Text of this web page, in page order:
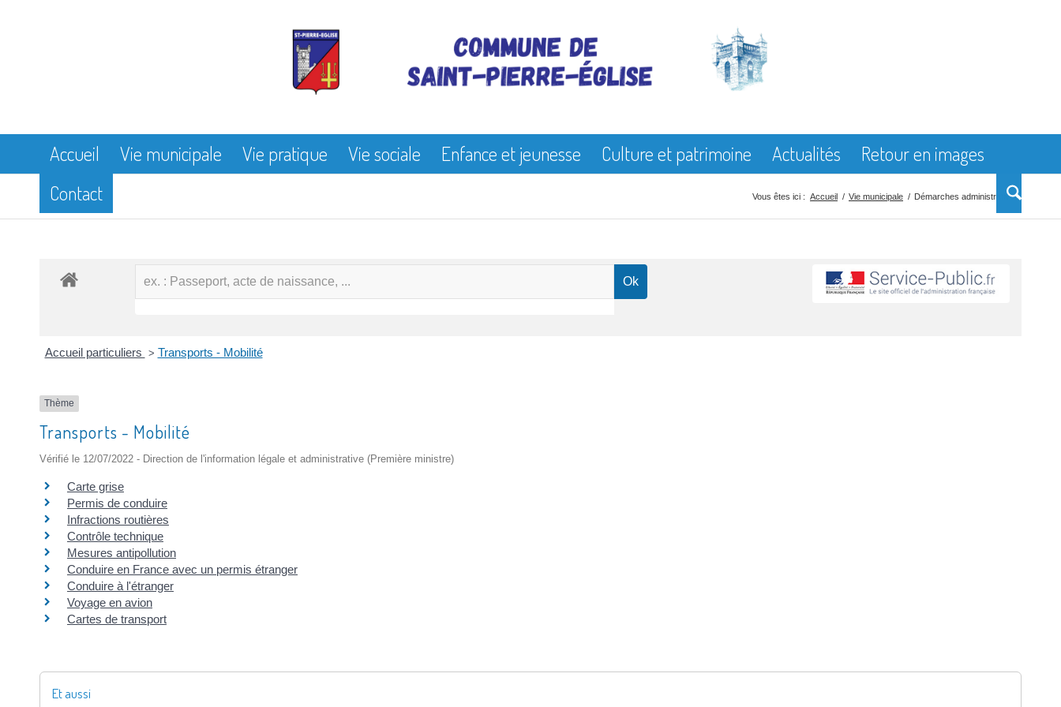
Accueil Vie municipale Vie pratique Vie sociale Enfance et jeunesse Culture et patrimoine Actualités
Retour en images
Contact
Vous êtes ici : Accueil / Vie municipale / Démarches administratives
Accueil particuliers > Transports - Mobilité
Thème
Transports - Mobilité
Vérifié le 12/07/2022 - Direction de l'information légale et administrative (Première ministre)
Carte grise
Permis de conduire
Infractions routières
Contrôle technique
Mesures antipollution
Conduire en France avec un permis étranger
Conduire à l'étranger
Voyage en avion
Cartes de transport
Et aussi